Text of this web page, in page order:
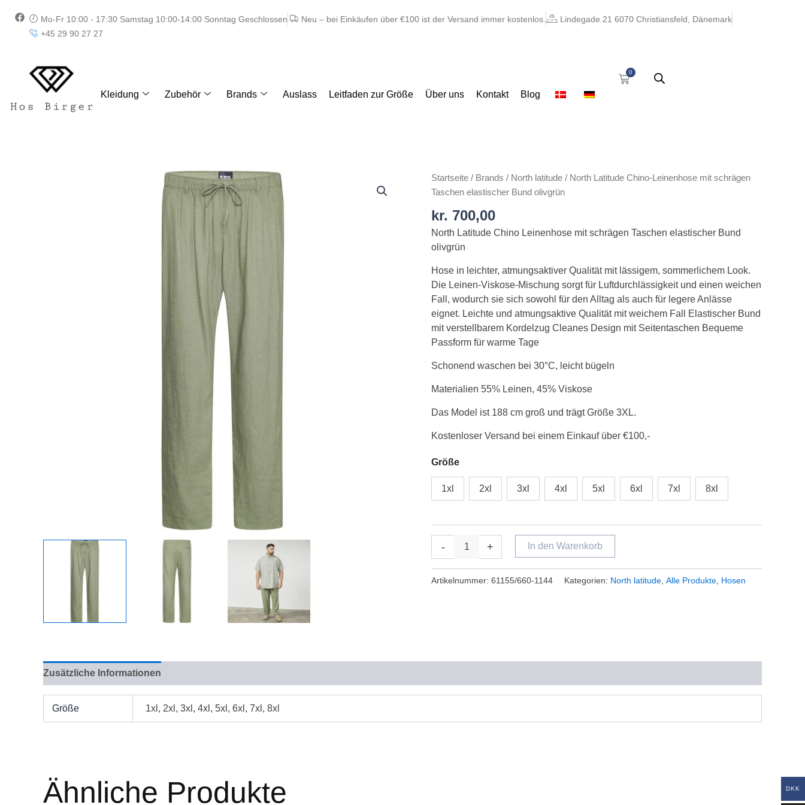
Inhalt
springen
F
a
Mo-Fr 10:00 - 17:30 Samstag 10:00-14:00 Sonntag Geschlossen Neu – bei Einkäufen über €100 ist der Versand immer kostenlos.
Lindegade 21 6070 Christiansfeld, Dänemark
+45 29 90 27 27
Kleidung Zubehör Brands Auslass Leitfaden zur Größe Über uns Kontakt Blog
0
Warenkorb
Startseite / Brands / North latitude / North Latitude Chino-Leinenhose mit schrägen
Taschen elastischer Bund olivgrün
kr. 700,00
North Latitude Chino Leinenhose mit schrägen Taschen elastischer Bund
olivgrün
Hose in leichter, atmungsaktiver Qualität mit lässigem, sommerlichem Look.
Die Leinen-Viskose-Mischung sorgt für Luftdurchlässigkeit und einen weichen
Fall, wodurch sie sich sowohl für den Alltag als auch für legere Anlässe
eignet. Leichte und atmungsaktive Qualität mit weichem Fall Elastischer Bund
mit verstellbarem Kordelzug Cleanes Design mit Seitentaschen Bequeme
Passform für warme Tage
Schonend waschen bei 30°C, leicht bügeln
Materialien 55% Leinen, 45% Viskose
Das Model ist 188 cm groß und trägt Größe 3XL.
Kostenloser Versand bei einem Einkauf über €100,-
Größe
1xl 2xl 3xl 4xl 5xl 6xl 7xl 8xl
-
North
latitude
hør
bukser
med
talje
oliven
+ In den Warenkorb
Artikelnummer: 61155/660-1144 Kategorien: North latitude Alle Produkte Hosen
Zusätzliche Informationen
Größe 1xl, 2xl, 3xl, 4xl, 5xl, 6xl, 7xl, 8xl
Ähnliche Produkte DKK